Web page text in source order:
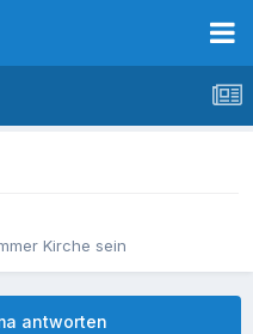
Kirche sein
antworten